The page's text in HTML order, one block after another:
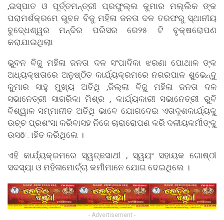
,ଇସ୍ପାତ ଓ ପୂର୍ତ୍ତମନ୍ତ୍ରୀ ପ୍ରଫୁଲ୍ଲ କୁମାର ମଲ୍ଲିକ ଙ୍କ
ପରାମର୍ଶକ୍ରମେ ଭୁବନ ବିଜୁ ମହିଳା ଜନତା ଦଳ ତରଫରୁ ସ୍ଥାନୀୟ
ବୁଦେ୍ଧଶ୍ୱର ମନ୍ଦିର ପରିସର ରେ୨୫ ଟି ବୃକ୍ଷରୋପଣ
କରାଯାଇଥିଲାା
ଭୁବନ ବିଜୁ ମହିଳା ଜନତା ଦଳ ସଂପାଦିକା ଝରଣା ପୋଥାଳ ଙ୍କ
ଅଧ୍ୟକ୍ଷତାରେ ଅନୁଷ୍ଠିତ କାର୍ଯ୍ୟକ୍ରମରେ ନଗରପାଳ ଶୁଭେନ୍ଦୁ
କୁମାର ସାହୁ ମୁଖ୍ୟ ଅତିଥି ,ଜିଲ୍ଲା ବିଜୁ ମହିଳା ଜନତା ଦଳ
ସଭାନେତ୍ରୀ ସାଗରିକା ମିଶ୍ର , କାର୍ଯ୍ୟକାରୀ ସଭାନେତ୍ରୀ ରୁବି
ବିଶ୍ୱାଳ ସମ୍ମାନୀତ ଅତିଥି ଭାବେ ଯୋଗଦେଇ ଏତାଦୃଶକାର୍ଯ୍ୟକୁ
ଉଚ୍ଚ ପ୍ରଶଂସା କରିବାସହ ନିଜେ ଚାରାରୋପଣ କରି ଦଳୀୟକର୍ମୀଙ୍କୁ
ଉସôାହିତ କରିଥିଲେ ।
ଏହି କାର୍ଯ୍ୟକ୍ରମରେ ସ୍ୱଚ୍ଛସାଥୀ , ସ୍ୱୟଂ ସହାୟକ ଗୋଷ୍ଠୀ
ସଦସ୍ୟା ଓ ମହିଳାମୋର୍ଚ୍ଚା କର୍ମୀମାନେ ଯୋଗ ଦେଇଥିଲେ ।
- Advertisement -